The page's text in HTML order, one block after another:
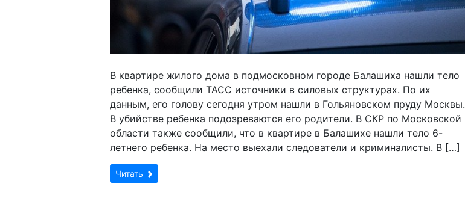
В квартире жилого дома в подмосковном городе Балашиха нашли тело
ребенка, сообщили ТАСС источники в силовых структурах. По их
данным, его голову сегодня утром нашли в Гольяновском пруду Москвы.
В убийстве ребенка подозреваются его родители. В СКР по Московской
области также сообщили, что в квартире в Балашихе нашли тело 6-
летнего ребенка. На место выехали следователи и криминалисты. В […]
Читать